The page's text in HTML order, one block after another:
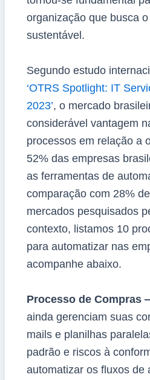
organização que busca
sustentável.
Segundo estudo
‘OTRS Spotlight: IT
2023’, o mercado
considerável vantagem
processos em relação a
52% das empresas
as ferramentas de
comparação com 28%
mercados pesquisados
contexto, listamos 10
para automatizar nas
acompanhe abaixo.
Processo de Compras
ainda gerenciam suas
mails e planilhas
padrão e riscos à
automatizar os fluxos de